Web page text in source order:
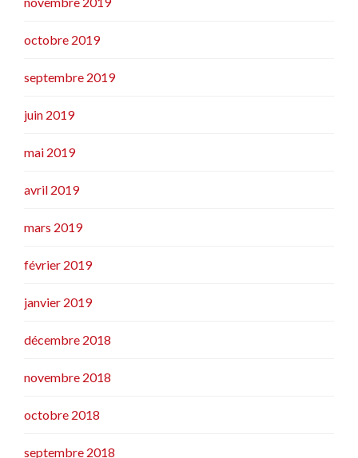
octobre 2019
septembre 2019
juin 2019
mai 2019
avril 2019
mars 2019
février 2019
janvier 2019
décembre 2018
novembre 2018
octobre 2018
septembre 2018